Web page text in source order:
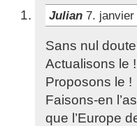
Julian 7. janvier
Sans nul
Actualisons le !
Proposons le !
Faisons-en
que l’Europe